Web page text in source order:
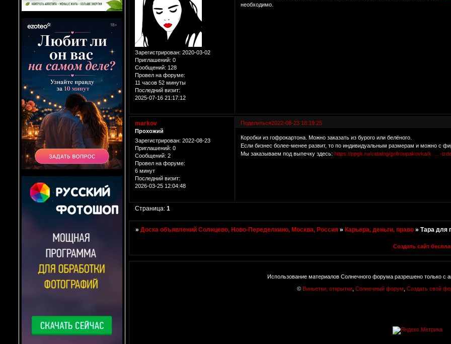
Зарегистрирован: 2020-03-02
Приглашений: 0
Сообщений: 128
Провел на форуме:
11 часов 52 минуты
Последний визит:
2025-07-16 21:17:12
необходимо.
Поделиться2022-08-23 18:19:25
markov
Прохожий
Зарегистрирован: 2022-08-23
Приглашений: 0
Сообщений: 2
Провел на форуме:
6 минут
Последний визит:
2026-03-25 12:04:48
Коробки из гофрокартона. Можно заказать из бурого или белёного.
Если бизнес более-менее развит, то по индивидуальным размерам и можно с
Мы заказываем под выпечку здесь:https://ppgk.ru/catalog/gofroupakovka/k … -
Страница:1
»Доска объявлений Солнцево, Ново-Переделкино, Москва, Россия »Карьера, деньги, право »Тара для
Создать сайт
Использование материалов Солнечного форума разрешено только с
© Виньетки, открытки, Солнечный форум Создать свой